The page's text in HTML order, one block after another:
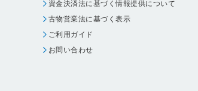
資金決済法に基づく情報提供について
古物営業法に基づく表示
ご利用ガイド
お問い合わせ